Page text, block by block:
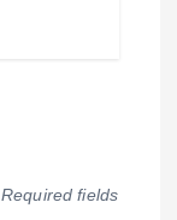
Required fields